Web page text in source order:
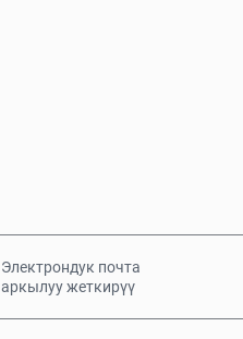
Электрондук почта
аркылуу жеткирүү